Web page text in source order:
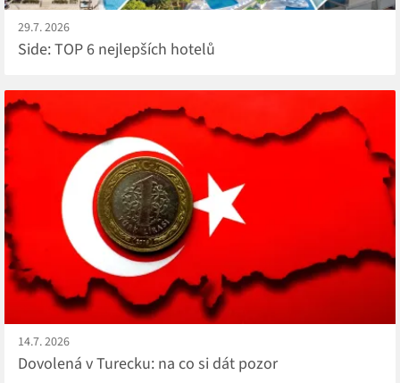
29.7. 2026
Side: TOP 6 nejlepších hotelů
14.7. 2026
Dovolená v Turecku: na co si dát pozor